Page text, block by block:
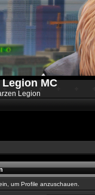
MC
Legion
um Profile anzuschauen.